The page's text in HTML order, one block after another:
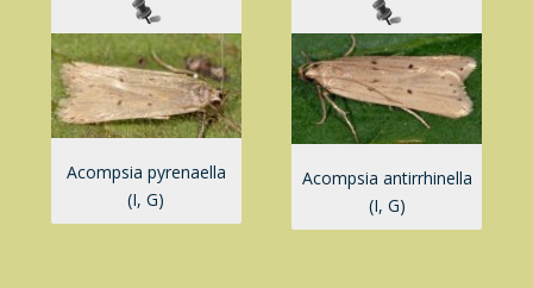
Acompsia pyrenaella
(I, G)
Acompsia antirrhinella
(I, G)